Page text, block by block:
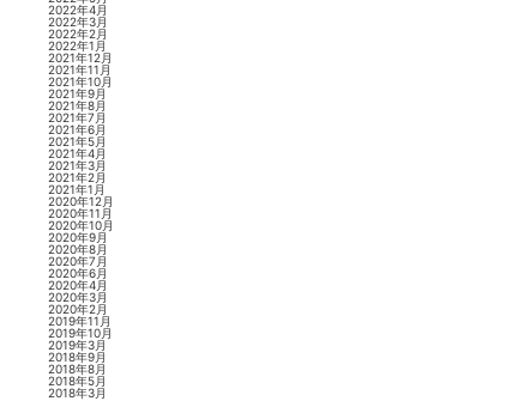
2022年4月
2022年3月
2022年2月
2022年1月
2021年12月
2021年11月
2021年10月
2021年9月
2021年8月
2021年7月
2021年6月
2021年5月
2021年4月
2021年3月
2021年2月
2021年1月
2020年12月
2020年11月
2020年10月
2020年9月
2020年8月
2020年7月
2020年6月
2020年4月
2020年3月
2020年2月
2019年11月
2019年10月
2019年3月
2018年9月
2018年8月
2018年5月
2018年3月